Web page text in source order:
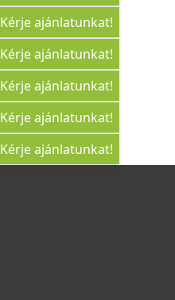
Kérje ajánlatunkat!
Kérje ajánlatunkat!
Kérje ajánlatunkat!
Kérje ajánlatunkat!
Kérje ajánlatunkat!